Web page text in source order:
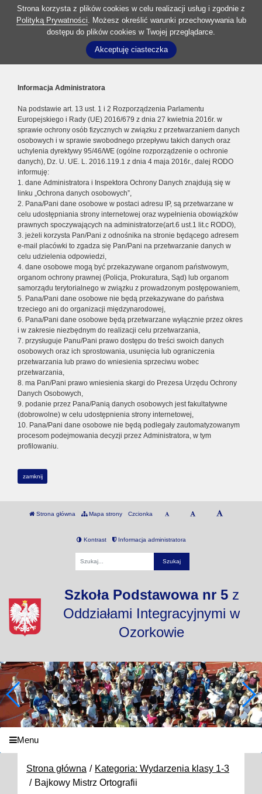
Strona korzysta z plików cookies w celu realizacji usług i zgodnie z
Polityką Prywatności. Możesz określić warunki przechowywania lub
dostępu do plików cookies w Twojej przeglądarce.
Akceptuję ciasteczka
Informacja Administratora
Na podstawie art. 13 ust. 1 i 2 Rozporządzenia Parlamentu
Europejskiego i Rady (UE) 2016/679 z dnia 27 kwietnia 2016r. w
sprawie ochrony osób fizycznych w związku z przetwarzaniem danych
osobowych i w sprawie swobodnego przepływu takich danych oraz
uchylenia dyrektywy 95/46/WE (ogólne rozporządzenie o ochronie
danych), Dz. U. UE. L. 2016.119.1 z dnia 4 maja 2016r., dalej RODO
informuję:
1. dane Administratora i Inspektora Ochrony Danych znajdują się w
linku „Ochrona danych osobowych”,
2. Pana/Pani dane osobowe w postaci adresu IP, są przetwarzane w
celu udostępniania strony internetowej oraz wypełnienia obowiązków
prawnych spoczywających na administratorze(art.6 ust.1 lit.c RODO),
3. jeżeli korzysta Pan/Pani z odnośnika na stronie będącego adresem
e-mail placówki to zgadza się Pan/Pani na przetwarzanie danych w
celu udzielenia odpowiedzi,
4. dane osobowe mogą być przekazywane organom państwowym,
organom ochrony prawnej (Policja, Prokuratura, Sąd) lub organom
samorządu terytorialnego w związku z prowadzonym postępowaniem,
5. Pana/Pani dane osobowe nie będą przekazywane do państwa
trzeciego ani do organizacji międzynarodowej,
6. Pana/Pani dane osobowe będą przetwarzane wyłącznie przez okres
i w zakresie niezbędnym do realizacji celu przetwarzania,
7. przysługuje Panu/Pani prawo dostępu do treści swoich danych
osobowych oraz ich sprostowania, usunięcia lub ograniczenia
przetwarzania lub prawo do wniesienia sprzeciwu wobec
przetwarzania,
8. ma Pan/Pani prawo wniesienia skargi do Prezesa Urzędu Ochrony
Danych Osobowych,
9. podanie przez Pana/Panią danych osobowych jest fakultatywne
(dobrowolne) w celu udostępnienia strony internetowej,
10. Pana/Pani dane osobowe nie będą podlegały zautomatyzowanym
procesom podejmowania decyzji przez Administratora, w tym
profilowaniu.
zamknij
Strona główna Mapa strony Czcionka
Kontrast Informacja administratora
Szkoła Podstawowa nr 5z
Oddziałami Integracyjnymi w
Ozorkowie
Menu
Strona główna
Kategoria: Wydarzenia klasy 1-3
Bajkowy Mistrz Ortografii